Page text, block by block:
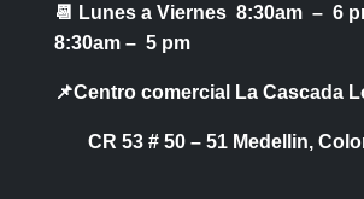
📆 Lunes a Viernes 8:30am – 6
8:30am – 5 pm
📌Centro comercial La Cascada
CR 53 # 50 – 51 Medellin,